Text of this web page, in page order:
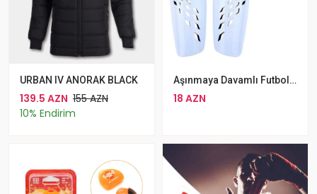
URBAN IV ANORAK BLACK
139.5 AZN 155 AZN
10% Endirim
Aşınmaya Davamlı Futbol Dizliyi Ağ Rengli Sitqi
18 AZN